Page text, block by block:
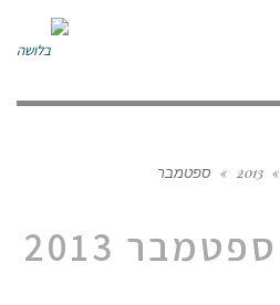
»
2013
» ספטמבר
ספטמבר 2013